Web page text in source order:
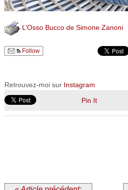
L’Osso Bucco de Simone Zanoni
Follow
Retrouvez-moi sur Instagram
Pin It